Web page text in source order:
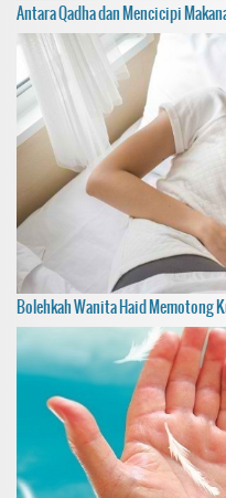
Antara Qadha dan Mencicipi
Bolehkah Wanita Haid Memotong